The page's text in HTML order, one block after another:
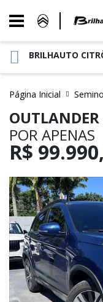
BRILHAUTO
Página Inicial
POR APENAS
R$